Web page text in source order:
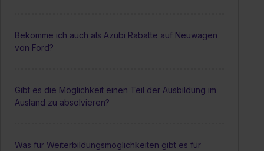
Bekomme ich auch als Azubi Rabatte auf Neuwagen
von Ford?
Gibt es die Möglichkeit einen Teil der Ausbildung im
Ausland zu absolvieren?
Was für Weiterbildungsmöglichkeiten gibt es für